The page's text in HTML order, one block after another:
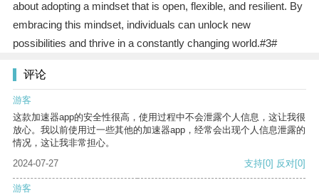
about adopting a mindset that is open, flexible, and resilient. By
embracing this mindset, individuals can unlock new
possibilities and thrive in a constantly changing world.#3#
评论
游客
这款加速器app的安全性很高，使用过程中不会泄露个人信息，这让我很
放心。我以前使用过一些其他的加速器app，经常会出现个人信息泄露的
情况，这让我非常担心。
2024-07-27
支持[0] 反对[0]
游客